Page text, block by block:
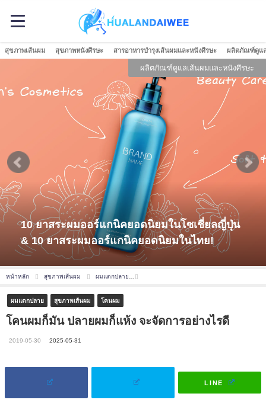
สุขภาพเส้นผม สุขภาพหนังศีรษะ สารอาหารบำรุงเส้นผมและหนังศีรษะ ผลิตภัณฑ์ดูแล
ผลิตภัณฑ์ดูแลเส้นผมและหนังศีรษะ
10 ยาสระผมออร์แกนิคยอดนิยมในโซเชี่ยลญี่ปุ่น
& 10 ยาสระผมออร์แกนิคยอดนิยมในไทย!
หน้าหลัก สุขภาพเส้นผม ผมแตกปลาย
ผมแตกปลาย สุขภาพเส้นผม โคนผม
โคนผมก็มัน ปลายผมก็แห้ง จะจัดการอย่างไรดี
2019-05-30 2025-05-31
LINE